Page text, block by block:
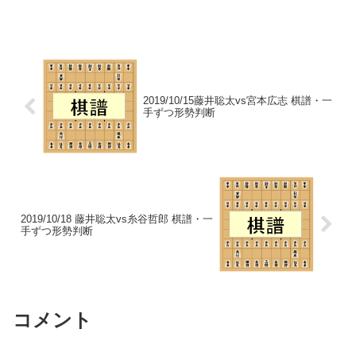
2019/10/15藤井聡太vs宮本広志 棋譜・一
手ずつ形勢判断
2019/10/18 藤井聡太vs糸谷哲郎 棋譜・一
手ずつ形勢判断
コメント